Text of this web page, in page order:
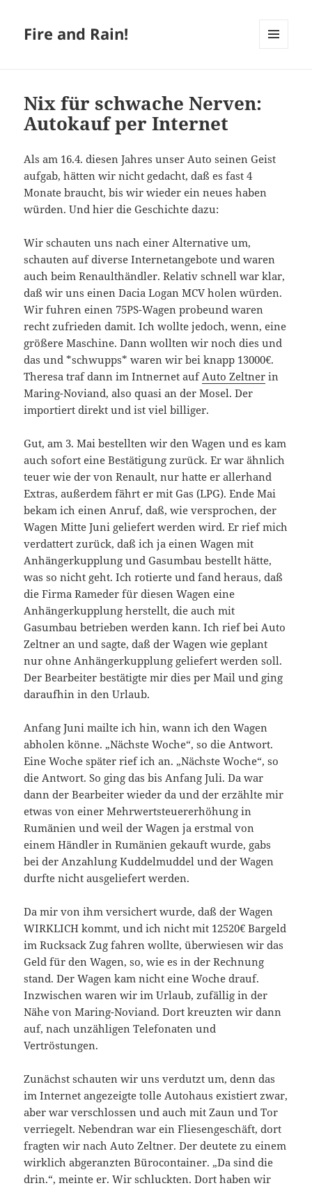
Fire and Rain!
Nix für schwache Nerven:
Autokauf per Internet
Als am 16.4. diesen Jahres unser Auto seinen Geist
aufgab, hätten wir nicht gedacht, daß es fast 4
Monate braucht, bis wir wieder ein neues haben
würden. Und hier die Geschichte dazu:
Wir schauten uns nach einer Alternative um,
schauten auf diverse Internetangebote und waren
auch beim Renaulthändler. Relativ schnell war klar,
daß wir uns einen Dacia Logan MCV holen würden.
Wir fuhren einen 75PS-Wagen probeund waren
recht zufrieden damit. Ich wollte jedoch, wenn, eine
größere Maschine. Dann wollten wir noch dies und
das und *schwupps* waren wir bei knapp 13000€.
Theresa traf dann im Intnernet aufAuto Zeltner in
Maring-Noviand, also quasi an der Mosel. Der
importiert direkt und ist viel billiger.
Gut, am 3. Mai bestellten wir den Wagen und es kam
auch sofort eine Bestätigung zurück. Er war ähnlich
teuer wie der von Renault, nur hatte er allerhand
Extras, außerdem fährt er mit Gas (LPG). Ende Mai
bekam ich einen Anruf, daß, wie versprochen, der
Wagen Mitte Juni geliefert werden wird. Er rief mich
verdattert zurück, daß ich ja einen Wagen mit
Anhängerkupplung und Gasumbau bestellt hätte,
was so nicht geht. Ich rotierte und fand heraus, daß
die Firma Rameder für diesen Wagen eine
Anhängerkupplung herstellt, die auch mit
Gasumbau betrieben werden kann. Ich rief bei Auto
Zeltner an und sagte, daß der Wagen wie geplant
nur ohne Anhängerkupplung geliefert werden soll.
Der Bearbeiter bestätigte mir dies per Mail und ging
daraufhin in den Urlaub.
Anfang Juni mailte ich hin, wann ich den Wagen
abholen könne. „Nächste Woche“, so die Antwort.
Eine Woche später rief ich an. „Nächste Woche“, so
die Antwort. So ging das bis Anfang Juli. Da war
dann der Bearbeiter wieder da und der erzählte mir
etwas von einer Mehrwertsteuererhöhung in
Rumänien und weil der Wagen ja erstmal von
einem Händler in Rumänien gekauft wurde, gabs
bei der Anzahlung Kuddelmuddel und der Wagen
durfte nicht ausgeliefert werden.
Da mir von ihm versichert wurde, daß der Wagen
WIRKLICH kommt, und ich nicht mit 12520€ Bargeld
im Rucksack Zug fahren wollte, überwiesen wir das
Geld für den Wagen, so, wie es in der Rechnung
stand. Der Wagen kam nicht eine Woche drauf.
Inzwischen waren wir im Urlaub, zufällig in der
Nähe von Maring-Noviand. Dort kreuzten wir dann
auf, nach unzähligen Telefonaten und
Vertröstungen.
Zunächst schauten wir uns verdutzt um, denn das
im Internet angezeigte tolle Autohaus existiert zwar,
aber war verschlossen und auch mit Zaun und Tor
verriegelt. Nebendran war ein Fliesengeschäft, dort
fragten wir nach Auto Zeltner. Der deutete zu einem
wirklich abgeranzten Bürocontainer. „Da sind die
drin.“, meinte er. Wir schluckten. Dort haben wir